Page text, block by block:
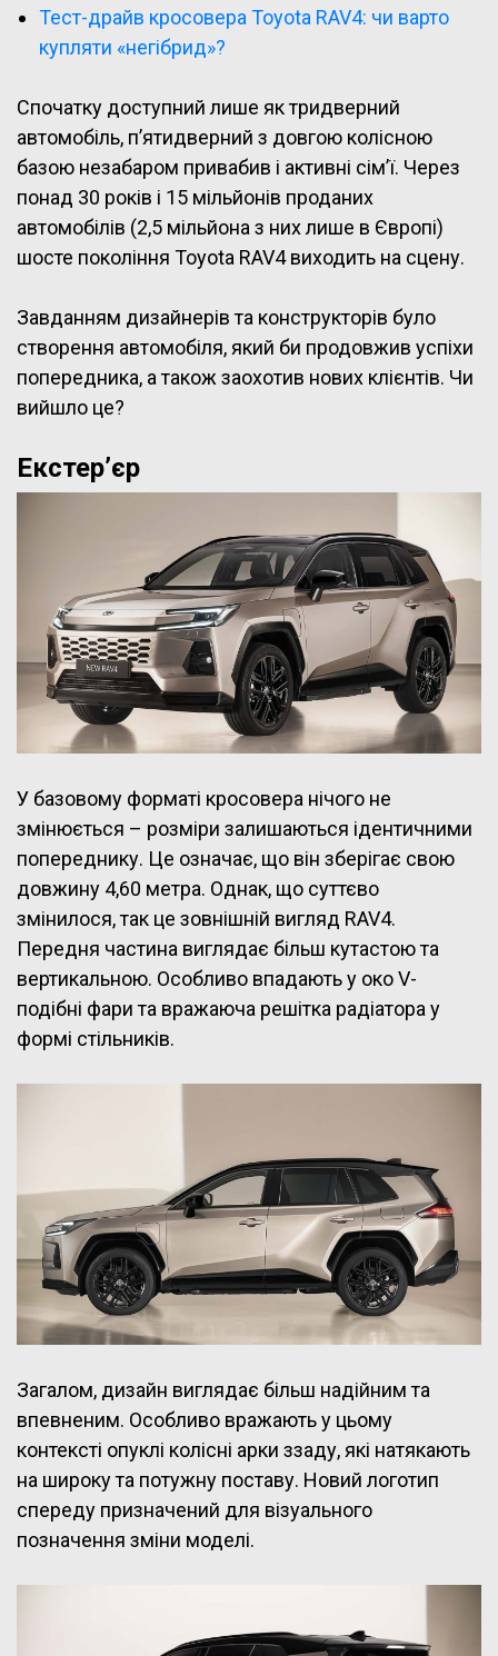
Тест-драйв кросовера Toyota RAV4: чи варто
купляти «негібрид»?
Спочатку доступний лише як тридверний
автомобіль, п’ятидверний з довгою колісною
базою незабаром привабив і активні сім’ї. Через
понад 30 років і 15 мільйонів проданих
автомобілів (2,5 мільйона з них лише в Європі)
шосте покоління Toyota RAV4 виходить на сцену.
Завданням дизайнерів та конструкторів було
створення автомобіля, який би продовжив успіхи
попередника, а також заохотив нових клієнтів. Чи
вийшло це?
Екстер’єр
У базовому форматі кросовера нічого не
змінюється – розміри залишаються ідентичними
попереднику. Це означає, що він зберігає свою
довжину 4,60 метра. Однак, що суттєво
змінилося, так це зовнішній вигляд RAV4.
Передня частина виглядає більш кутастою та
вертикальною. Особливо впадають у око V-
подібні фари та вражаюча решітка радіатора у
формі стільників.
Загалом, дизайн виглядає більш надійним та
впевненим. Особливо вражають у цьому
контексті опуклі колісні арки ззаду, які натякають
на широку та потужну поставу. Новий логотип
спереду призначений для візуального
позначення зміни моделі.